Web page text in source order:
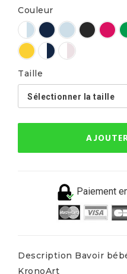
Couleur
Taille
Paiement
Description Bavoir
KronoArt